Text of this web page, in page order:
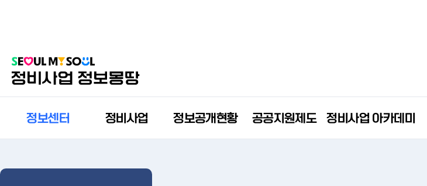
정보센터 정비사업 정보공개현황 공공지원제도 정비사업 아카데미